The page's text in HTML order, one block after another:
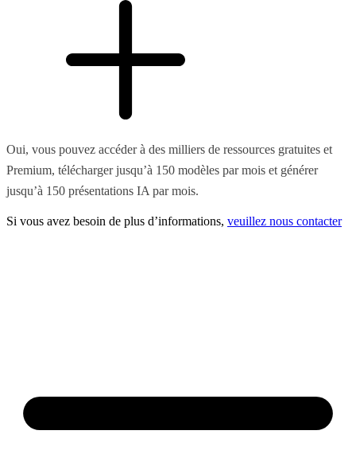
Oui, vous pouvez accéder à des milliers de ressources gratuites et
Premium, télécharger jusqu’à 150 modèles par mois et générer
jusqu’à 150 présentations IA par mois.
Si vous avez besoin de plus d’informations, veuillez nous contacter